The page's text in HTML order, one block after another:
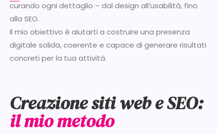
curando ogni dettaglio – dal design all’usabilità, fino
alla SEO.
Il mio obiettivo è aiutarti a costruire una presenza
digitale solida, coerente e capace di generare risultati
concreti per la tua attività.
Creazione siti web e SEO:
il mio metodo